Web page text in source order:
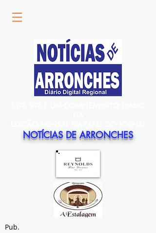
NOTÍCIAS DE ARRONCHES
Pub.